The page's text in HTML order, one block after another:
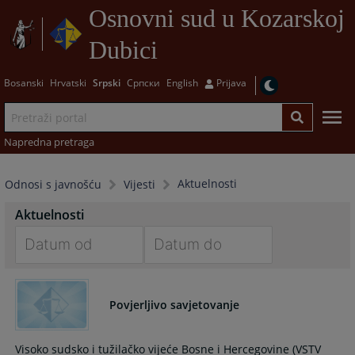
Osnovni sud u Kozarskoj
Dubici
Bosanski Hrvatski Srpski Српски English Prijava
Napredna pretraga
Odnosi s javnošću Vijesti Aktuelnosti
Aktuelnosti
forward
interact
to
Povjerljivo savjetovanje
Visoko sudsko i tužilačko vijeće Bosne i Hercegovine (VSTV